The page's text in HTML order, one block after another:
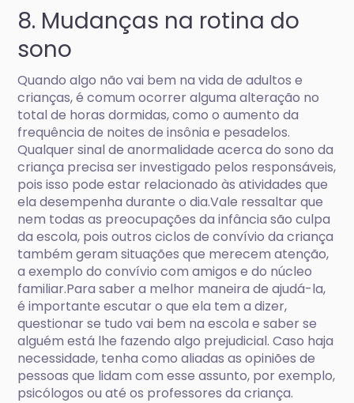
8. Mudanças na rotina do
sono
Quando algo não vai bem na vida de adultos e
crianças, é comum ocorrer alguma alteração no
total de horas dormidas, como o aumento da
frequência de noites de insônia e pesadelos.
Qualquer sinal de anormalidade acerca do sono da
criança precisa ser investigado pelos responsáveis,
pois isso pode estar relacionado às atividades que
ela desempenha durante o dia.Vale ressaltar que
nem todas as preocupações da infância são culpa
da escola, pois outros ciclos de convívio da criança
também geram situações que merecem atenção,
a exemplo do convívio com amigos e do núcleo
familiar.Para saber a melhor maneira de ajudá-la,
é importante escutar o que ela tem a dizer,
questionar se tudo vai bem na escola e saber se
alguém está lhe fazendo algo prejudicial. Caso haja
necessidade, tenha como aliadas as opiniões de
pessoas que lidam com esse assunto, por exemplo,
psicólogos ou até os professores da criança.